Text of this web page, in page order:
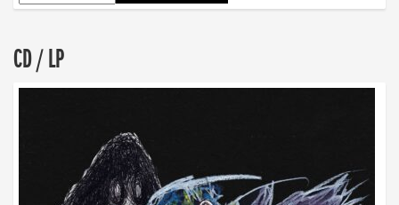
CD / LP